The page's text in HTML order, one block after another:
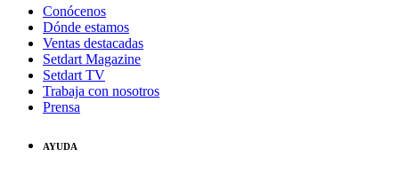
Conócenos
Dónde estamos
Ventas destacadas
Setdart Magazine
Setdart TV
Trabaja con nosotros
Prensa
AYUDA